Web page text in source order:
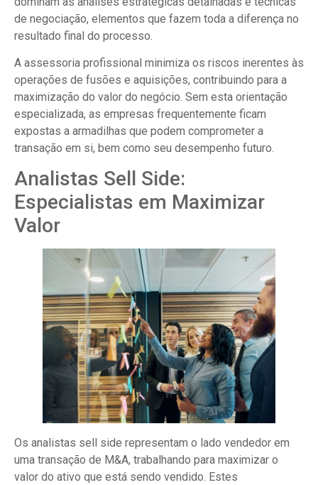
de negociação, elementos que fazem toda a diferença no
resultado final do processo.
A assessoria profissional minimiza os riscos inerentes às
operações de fusões e aquisições, contribuindo para a
maximização do valor do negócio. Sem esta orientação
especializada, as empresas frequentemente ficam
expostas a armadilhas que podem comprometer a
transação em si, bem como seu desempenho futuro.
Analistas Sell Side:
Especialistas em Maximizar
Valor
Os analistas sell side representam o lado vendedor em
uma transação de M&A, trabalhando para maximizar o
valor do ativo que está sendo vendido. Estes